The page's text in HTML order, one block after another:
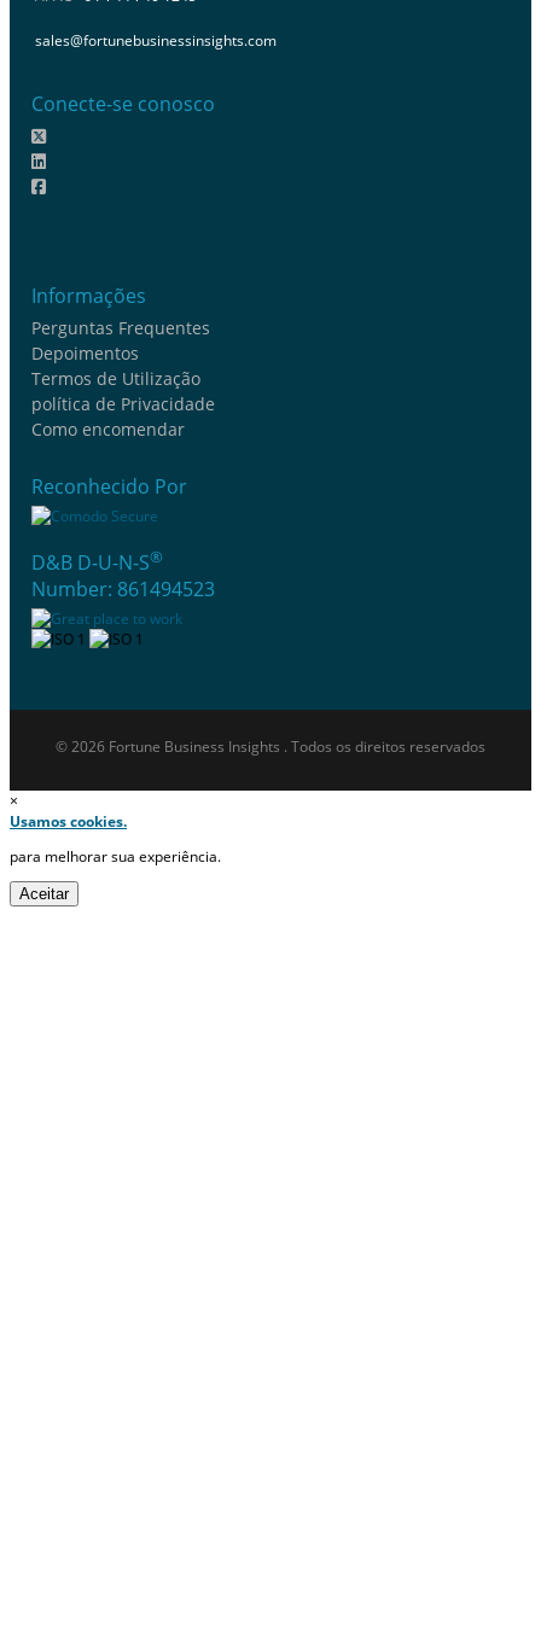
sales@fortunebusinessinsights.com
Conecte-se conosco
Informações
Perguntas Frequentes
Depoimentos
Termos de Utilização
política de Privacidade
Como encomendar
Reconhecido Por
D&B D-U-N-S®
Number: 861494523
© 2026 Fortune Business Insights . Todos os direitos reservados
×
Usamos cookies.
para melhorar sua experiência.
Aceitar